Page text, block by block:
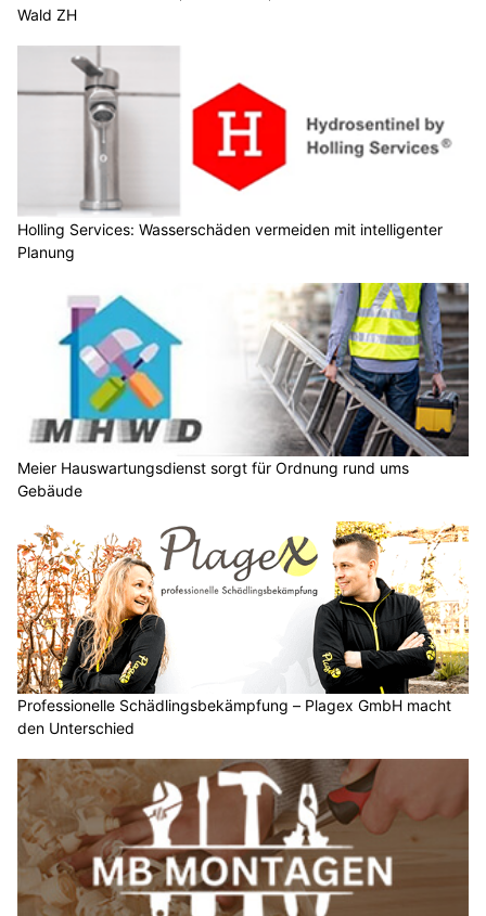
Wald ZH
Holling Services: Wasserschäden vermeiden mit intelligenter
Planung
Meier Hauswartungsdienst sorgt für Ordnung rund ums
Gebäude
Professionelle Schädlingsbekämpfung – Plagex GmbH macht
den Unterschied